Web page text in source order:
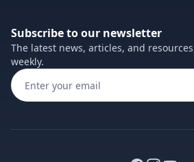
Subscribe to our newsletter
The latest news, articles, and
weekly.